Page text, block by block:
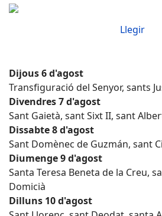
Llegir
Dijous 6 d'agost
Transfiguració del Senyor, sants
Divendres 7 d'agost
Sant Gaietà, sant Sixt II, sant
Dissabte 8 d'agost
Sant Domènec de Guzmán, sant
Diumenge 9 d'agost
Santa Teresa Beneta de la Creu,
Domicià
Dilluns 10 d'agost